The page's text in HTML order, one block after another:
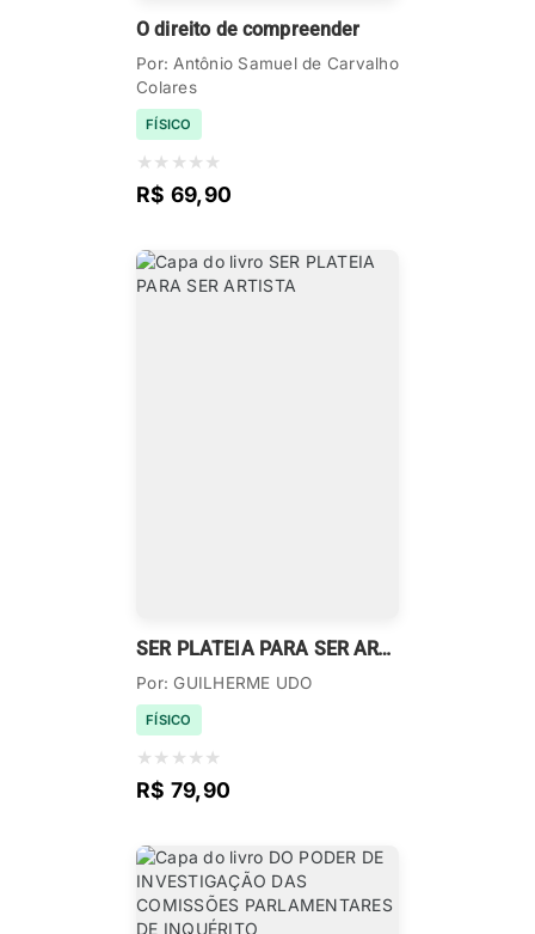
O direito de compreender
Por: Antônio Samuel de Carvalho
Colares
FÍSICO
★ ★ ★ ★ ★
R$ 69,90
SER PLATEIA PARA SER ARTISTA
Por: GUILHERME UDO
FÍSICO
★ ★ ★ ★ ★
R$ 79,90